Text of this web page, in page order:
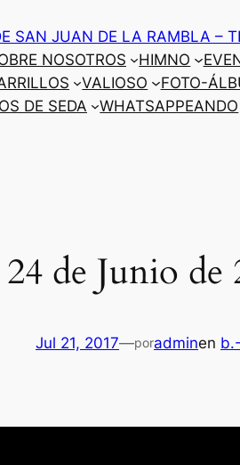
SAN JUAN DE LA RAMBLA –
NOSOTROS HIMNO
VALIOSO FOTO-
DE SEDA
WHATSAPPEANDO
de Junio
Jul 21, 2017—poradminen